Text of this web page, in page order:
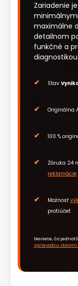
Zariadenie
maximálne
detailnom
funkčné a
diagnostikou.
Stav
Originálna
100 %
Záruka 24
reklamácie
Možnosť
protiúčet
Neviete, čo
sprievodcu stavmi